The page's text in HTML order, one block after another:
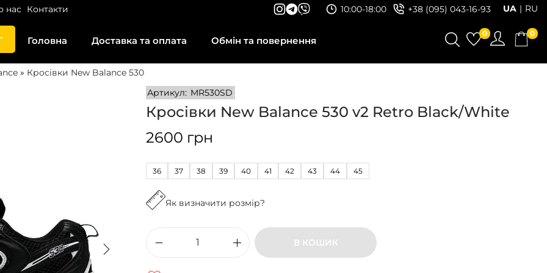
нас Контакти 10:00-18:00 +38 (095) 043-16-93 UA RU
Головна Доставка та оплата Обмін та повернення
0 0
» Кросівки New Balance 530
Артикул: MR530SD
Кросівки New Balance 530 v2 Retro Black/White
2600 грн
36 37 38 39 40 41 42 43 44 45
Як визначити розмір?
В КОШИК